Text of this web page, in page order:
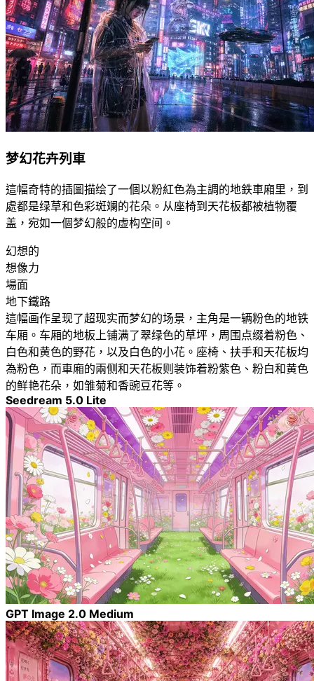
梦幻花卉列車
這幅奇特的插圖描绘了一個以粉紅色為主調的地鉄車廂里，到
處都是绿草和色彩斑斓的花朵。从座椅到天花板都被植物覆
盖，宛如一個梦幻般的虚构空间。
幻想的
想像力
場面
地下鐵路
這幅画作呈现了超现实而梦幻的场景，主角是一辆粉色的地铁
车厢。车厢的地板上铺满了翠绿色的草坪，周围点缀着粉色、
白色和黄色的野花，以及白色的小花。座椅、扶手和天花板均
為粉色，而車廂的兩侧和天花板则装饰着粉紫色、粉白和黄色
的鲜艳花朵，如雏菊和香豌豆花等。
Seedream 5.0 Lite
GPT Image 2.0 Medium